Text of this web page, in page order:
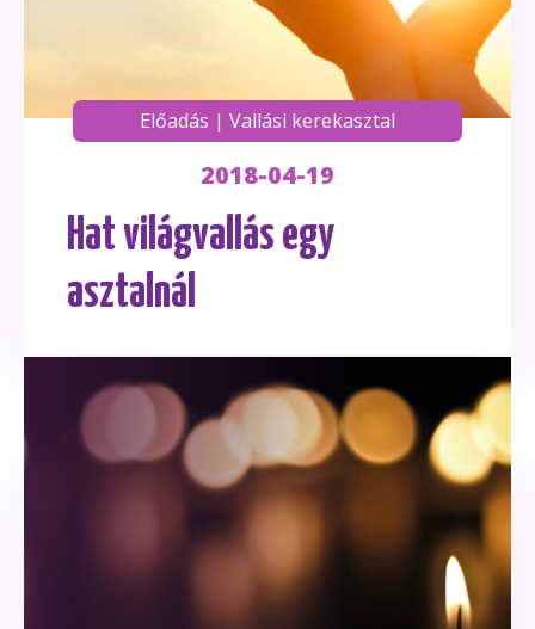
Előadás | Vallási kerekasztal
2018-04-19
Hat világvallás egy
asztalnál